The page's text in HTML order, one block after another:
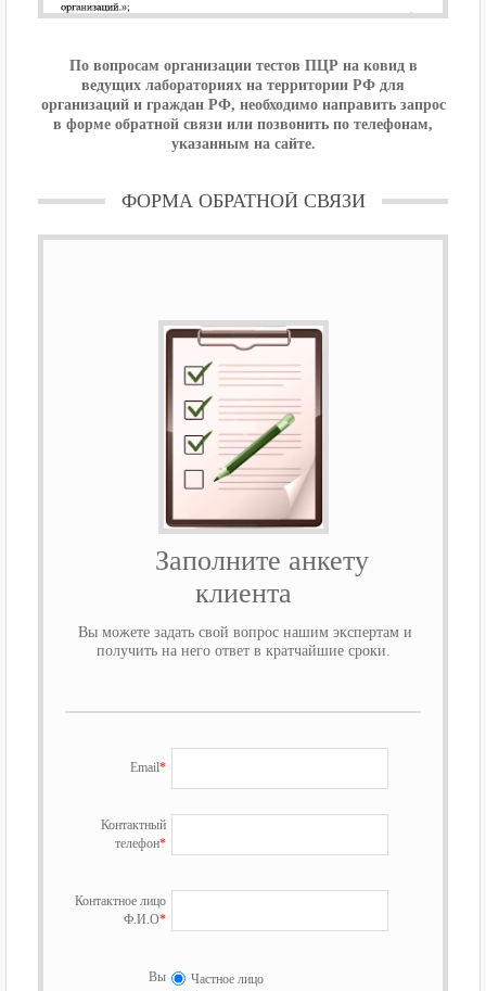
По вопросам организации тестов ПЦР на ковид в
ведущих лабораториях на территории РФ для
организаций и граждан РФ, необходимо направить запрос
в форме обратной связи или позвонить по телефонам,
указанным на сайте.
ФОРМА ОБРАТНОЙ СВЯЗИ
Заполните анкету
клиента
Вы можете задать свой вопрос нашим экспертам и
получить на него ответ в кратчайшие сроки.
Email*
Контактный
телефон*
Контактное лицо
Ф.И.О*
Вы
Частное лицо